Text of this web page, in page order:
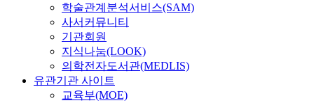
학술관계분석서비스(SAM)
사서커뮤니티
기관회원
지식나눔(LOOK)
의학전자도서관(MEDLIS)
유관기관 사이트
교육부(MOE)